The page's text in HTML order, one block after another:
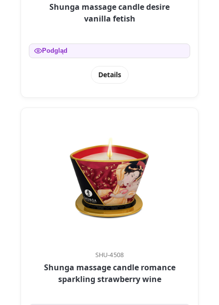
Shunga massage candle desire
vanilla fetish
Podgląd
Details
SHU-4508
Shunga massage candle romance
sparkling strawberry wine